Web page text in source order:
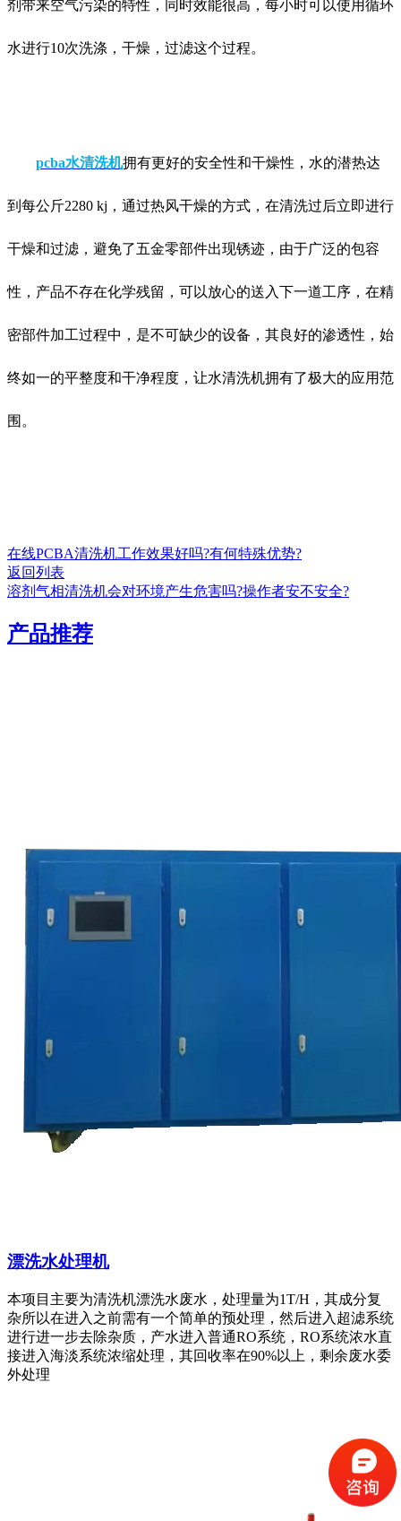
剂带来空气污染的特性，同时效能很高，每小时可以使用循环
水进行10次洗涤，干燥，过滤这个过程。
pcba水清洗机拥有更好的安全性和干燥性，水的潜热达
到每公斤2280 kj，通过热风干燥的方式，在清洗过后立即进行
干燥和过滤，避免了五金零部件出现锈迹，由于广泛的包容
性，产品不存在化学残留，可以放心的送入下一道工序，在精
密部件加工过程中，是不可缺少的设备，其良好的渗透性，始
终如一的平整度和干净程度，让水清洗机拥有了极大的应用范
围。
在线PCBA清洗机工作效果好吗?有何特殊优势?
返回列表
溶剂气相清洗机会对环境产生危害吗?操作者安不安全?
产品推荐
漂洗水处理机
本项目主要为清洗机漂洗水废水，处理量为1T/H，其成分复
杂所以在进入之前需有一个简单的预处理，然后进入超滤系统
进行进一步去除杂质，产水进入普通RO系统，RO系统浓水直
接进入海淡系统浓缩处理，其回收率在90%以上，剩余废水委
外处理